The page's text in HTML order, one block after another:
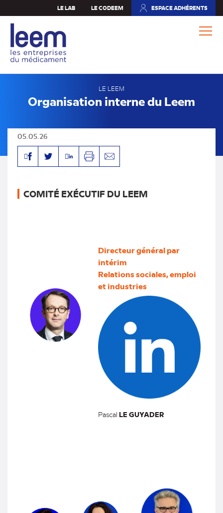
au
contenu
principal
LE LAB LE CODEEM ESPACE ADHÉRENTS
(NOUVEL
LE LEEM
Organisation interne du Leem
05.05.26
FacebookTwitterLinkedinImprimerEnvoyer
COMITÉ EXÉCUTIF DU LEEM
Directeur général par
intérim
Relations sociales, emploi
et industries
Pascal LE GUYADER